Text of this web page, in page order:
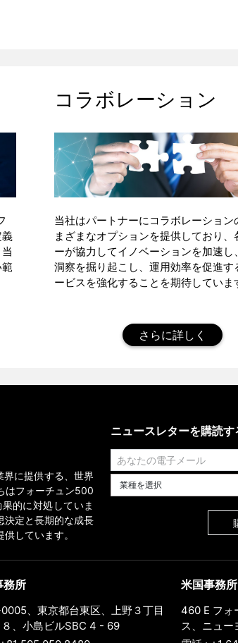
コラボレーション
当社はパートナーにコラボレーション
まざまなオプションを提供しており、
ーが協力してイノベーションを加速し
洞察を掘り起こし、運用効率を促進す
ービスを強化することを期待していま
さらに詳しく
に提供する、世界
はフォーチュン500
的に対処していま
決定と長期的な成長
しています。
ニュースレターを購読す
業種を選択してください
務所
、東京都台東区、上野３丁目
８、小島ビルSBC 4 - 69
米国事務所
460 E フォ
ス、ニュ